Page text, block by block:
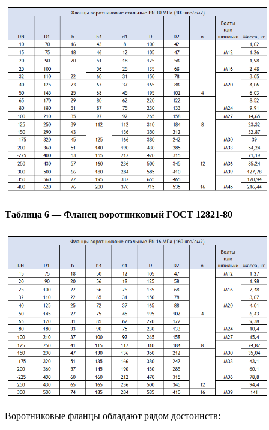
Таблица 6 — Фланец воротниковый ГОСТ 12821-80
Воротниковые фланцы обладают рядом достоинств: